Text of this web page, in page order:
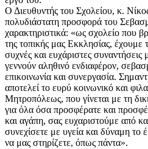
Ο Διευθυντής του Σχολείου, κ.
πολυδιάστατη προσφορά του
χαρακτηριστικά: «ως σχολείο που
της τοπικής μας Εκκλησίας,
συχνές και ευχάριστες
γεννούν αληθινό ενδιαφέρον,
επικοινωνία και συνεργασία.
αποτελεί το ευρύ κοινωνικό και
Μητροπόλεως, που γίνεται με τη
για όλα όσα προσφέρατε και
και αγάπη, σας ευχαριστούμε από
συνεχίσετε με υγεία και δύναμη το
να μας στηρίζετε, όπως πάντα».